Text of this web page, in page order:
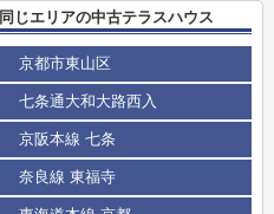
同じエリアの中古テラスハウス
京都市東山区
七条通大和大路西入
京阪本線 七条
奈良線 東福寺